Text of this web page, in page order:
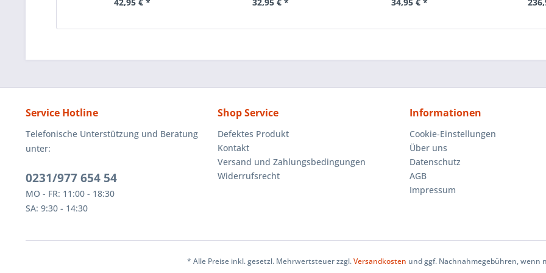
Service Hotline
Telefonische Unterstützung und Beratung
unter:
0231/977 654 54
MO - FR: 11:00 - 18:30
SA: 9:30 - 14:30
Shop Service
Defektes Produkt
Kontakt
Versand und Zahlungsbedingungen
Widerrufsrecht
Informationen
Cookie-Einstellungen
Über uns
Datenschutz
AGB
Impressum
* Alle Preise inkl. gesetzl. Mehrwertsteuer zzgl.Versandkosten und ggf. Nachnahmegebühren, wenn